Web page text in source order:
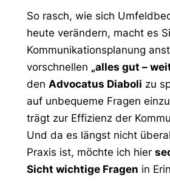
So rasch, wie sich
heute verändern, macht es
Kommunikationsplanung
vorschnellen „alles gut –
den Advocatus Diaboli zu
auf unbequeme Fragen
trägt zur Effizienz der
Und da es längst nicht
Praxis ist, möchte ich hier
Sicht wichtige Fragen in